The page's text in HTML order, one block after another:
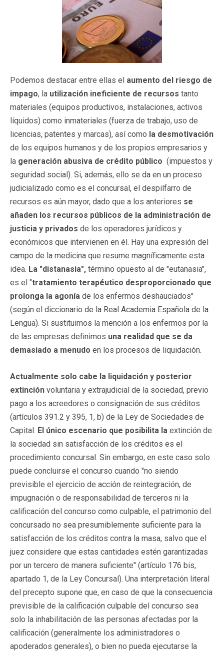
Podemos destacar entre ellas el aumento del riesgo de
impago, la utilización ineficiente de recursos tanto
materiales (equipos productivos, instalaciones, activos
líquidos) como inmateriales (fuerza de trabajo, uso de
licencias, patentes y marcas), así como la desmotivación
de los equipos humanos y de los propios empresarios y
la generación abusiva de crédito público (impuestos y
seguridad social). Si, además, ello se da en un proceso
judicializado como es el concursal, el despilfarro de
recursos es aún mayor, dado que a los anteriores se
añaden los recursos públicos de la administración de
justicia y privados de los operadores jurídicos y
económicos que intervienen en él. Hay una expresión del
campo de la medicina que resume magníficamente esta
idea. La "distanasia", término opuesto al de "eutanasia",
es el "tratamiento terapéutico desproporcionado que
prolonga la agonía de los enfermos deshauciados"
(según el diccionario de la Real Academia Española de la
Lengua). Si sustituimos la mención a los enfermos por la
de las empresas definimos una realidad que se da
demasiado a menudo en los procesos de liquidación.
Actualmente solo cabe la liquidación y posterior
extinción voluntaria y extrajudicial de la sociedad, previo
pago a los acreedores o consignación de sus créditos
(artículos 391.2 y 395, 1, b) de la Ley de Sociedades de
Capital. El único escenario que posibilita la extinción de
la sociedad sin satisfacción de los créditos es el
procedimiento concursal. Sin embargo, en este caso solo
puede concluirse el concurso cuando "no siendo
previsible el ejercicio de acción de reintegración, de
impugnación o de responsabilidad de terceros ni la
calificación del concurso como culpable, el patrimonio del
concursado no sea presumiblemente suficiente para la
satisfacción de los créditos contra la masa, salvo que el
juez considere que estas cantidades estén garantizadas
por un tercero de manera suficiente" (artículo 176 bis,
apartado 1, de la Ley Concursal). Una interpretación literal
del precepto supone que, en caso de que la consecuencia
previsible de la calificación culpable del concurso sea
solo la inhabilitación de las personas afectadas por la
calificación (generalmente los administradores o
apoderados generales), o bien no pueda ejecutarse la